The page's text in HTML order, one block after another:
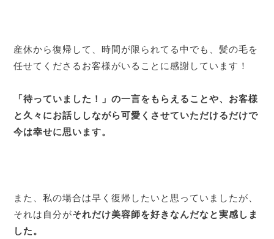
産休から復帰して、時間が限られてる中でも、髪の毛を
任せてくださるお客様がいることに感謝しています！
「待っていました！」の一言をもらえることや、お客様
と久々にお話ししながら可愛くさせていただけるだけで
今は幸せに思います。
また、私の場合は早く復帰したいと思っていましたが、
それは自分がそれだけ美容師を好きなんだなと実感しま
した。